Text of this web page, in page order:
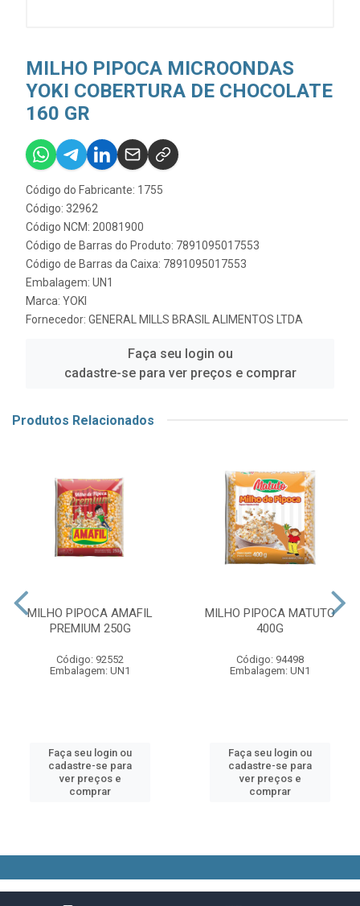
MILHO PIPOCA MICROONDAS
YOKI COBERTURA DE CHOCOLATE
160 GR
Código do Fabricante: 1755
Código: 32962
Código NCM: 20081900
Código de Barras do Produto: 7891095017553
Código de Barras da Caixa: 7891095017553
Embalagem: UN1
Marca: YOKI
Fornecedor: GENERAL MILLS BRASIL ALIMENTOS LTDA
Faça seu login ou
cadastre-se para ver preços e comprar
Produtos Relacionados
MILHO PIPOCA AMAFIL
PREMIUM 250G
Código: 92552
Embalagem: UN1
Faça seu login ou
cadastre-se para
ver preços e
comprar
MILHO PIPOCA MATUTO
400G
Código: 94498
Embalagem: UN1
Faça seu login ou
cadastre-se para
ver preços e
comprar